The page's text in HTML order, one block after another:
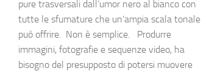
pure trasversali dall’umor nero al bianco con
tutte le sfumature che un’ampia scala tonale
può offrire. Non è semplice. Produrre
immagini, fotografie e sequenze video, ha
bisogno del presupposto di potersi muovere